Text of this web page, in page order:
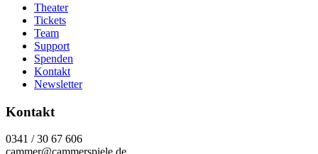
Theater
Tickets
Team
Support
Spenden
Kontakt
Newsletter
Kontakt
0341 / 30 67 606